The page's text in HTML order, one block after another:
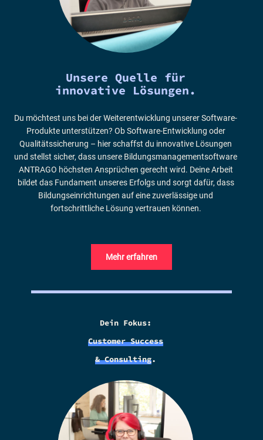
Unsere Quelle für
innovative Lösungen.
Du möchtest uns bei der Weiterentwicklung unserer Software-
Produkte unterstützen? Ob Software-Entwicklung oder
Qualitätssicherung – hier schaffst du innovative Lösungen
und stellst sicher, dass unsere Bildungsmanagementsoftware
ANTRAGO höchsten Ansprüchen gerecht wird. Deine Arbeit
bildet das Fundament unseres Erfolgs und sorgt dafür, dass
Bildungseinrichtungen auf eine zuverlässige und
fortschrittliche Lösung vertrauen können.
Mehr erfahren
Dein Fokus:
Customer Success
& Consulting.